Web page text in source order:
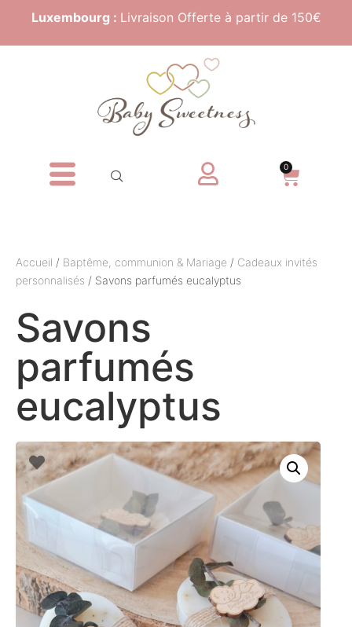
Luxembourg : Livraison Offerte à partir de 150€
0
Accueil / Baptême, communion & Mariage / Cadeaux invités
personnalisés / Savons parfumés eucalyptus
Savons
parfumés
eucalyptus